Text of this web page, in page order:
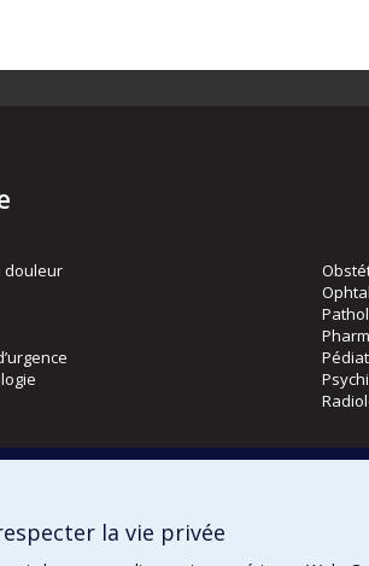
douleur
la vie privée